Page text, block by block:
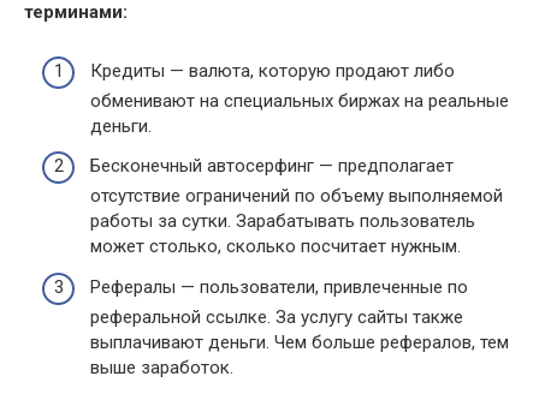
терминами:
Кредиты — валюта, которую продают либо
обменивают на специальных биржах на реальные
деньги.
Бесконечный автосерфинг — предполагает
отсутствие ограничений по объему выполняемой
работы за сутки. Зарабатывать пользователь
может столько, сколько посчитает нужным.
Рефералы — пользователи, привлеченные по
реферальной ссылке. За услугу сайты также
выплачивают деньги. Чем больше рефералов, тем
выше заработок.